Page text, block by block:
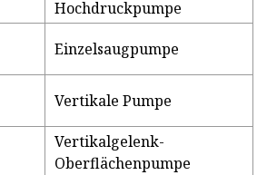
Hochdruckpumpe
Einzelsaugpumpe
Vertikale Pumpe
Vertikalgelenk-
Oberflächenpumpe